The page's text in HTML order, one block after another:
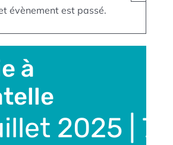
évènement est passé.
à
2025 |